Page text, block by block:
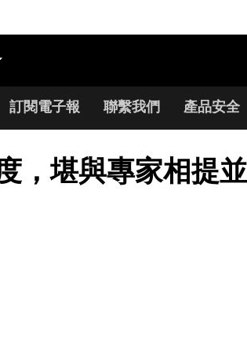
訂閱電子報 聯繫我們 產品安全
，堪與專家相提